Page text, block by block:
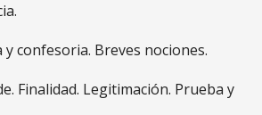
confesoria. Breves nociones.
Finalidad. Legitimación. Prueba y